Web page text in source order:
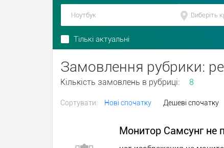
Тількі актуальні
Замовлення рубрики:
Кількість замовлень в рубриці: 8
Сортувати: Нові спочатку Дешеві спочатку
Монитор Самсунг не